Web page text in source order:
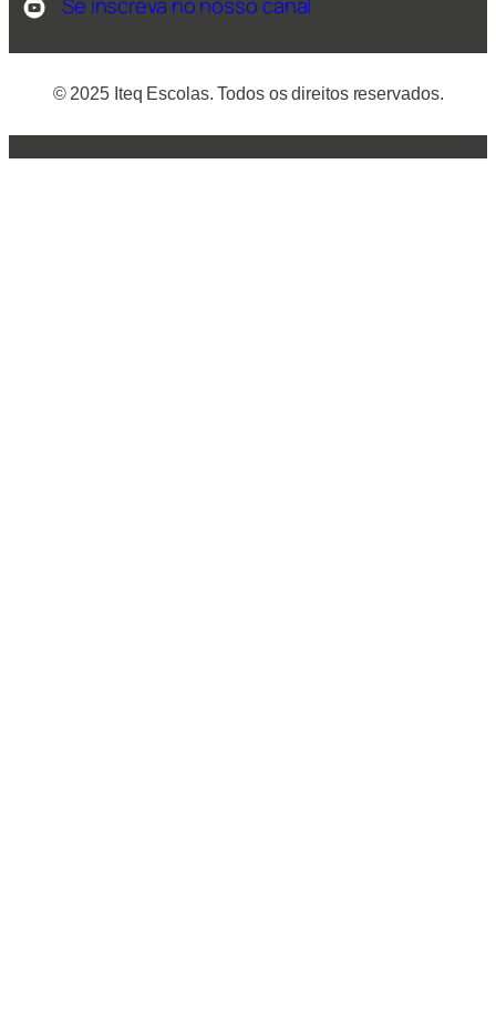
© 2025 Iteq Escolas. Todos os direitos reservados.